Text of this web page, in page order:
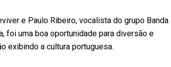
e Paulo Ribeiro, vocalista do grupo Banda
foi uma boa oportunidade para diversão e
exibindo a cultura portuguesa.